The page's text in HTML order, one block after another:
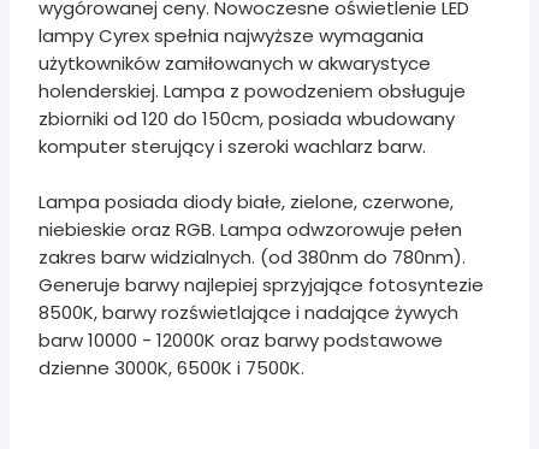
wygórowanej ceny. Nowoczesne oświetlenie LED
lampy Cyrex spełnia najwyższe wymagania
użytkowników zamiłowanych w akwarystyce
holenderskiej. Lampa z powodzeniem obsługuje
zbiorniki od 120 do 150cm, posiada wbudowany
komputer sterujący i szeroki wachlarz barw.
Lampa posiada diody białe, zielone, czerwone,
niebieskie oraz RGB. Lampa odwzorowuje pełen
zakres barw widzialnych. (od 380nm do 780nm).
Generuje barwy najlepiej sprzyjające fotosyntezie
8500K, barwy rozświetlające i nadające żywych
barw 10000 - 12000K oraz barwy podstawowe
dzienne 3000K, 6500K i 7500K.